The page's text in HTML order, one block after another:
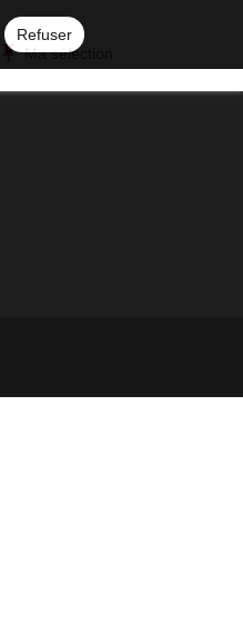
Refuser
Ma sélection